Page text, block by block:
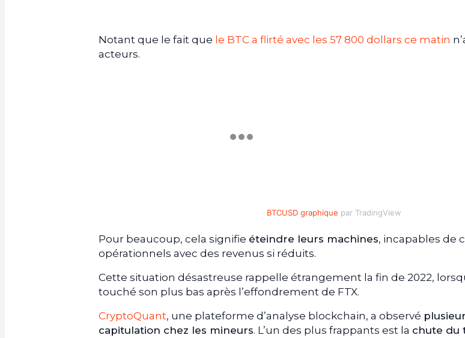
Notant que le fait que le BTC a flirté avec les 57 800 dollars ce matin
acteurs.
BTCUSD graphique par TradingView
Pour beaucoup, cela signifie éteindre leurs machines, incapables de
opérationnels avec des revenus si réduits.
Cette situation désastreuse rappelle étrangement la fin de 2022,
touché son plus bas après l’effondrement de FTX.
CryptoQuant, une plateforme d’analyse blockchain, a observé
capitulation chez les mineurs. L’un des plus frappants est la chute du